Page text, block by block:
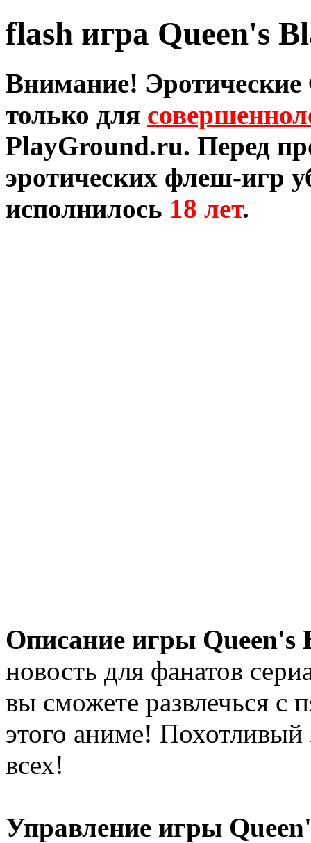
flash игра Queen's
Внимание!
только для
PlayGround.ru. Перед
эротических флеш-игр
исполнилось 18 лет.
Описание игры Queen's
новость для фанатов
вы сможете развлечься
этого аниме!
всех!
Управление игры